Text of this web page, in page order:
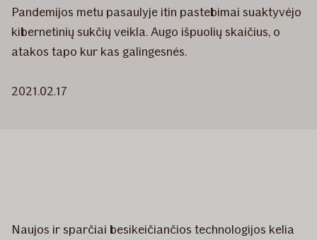
Pandemijos metu pasaulyje itin pastebimai suaktyvėjo
kibernetinių sukčių veikla. Augo išpuolių skaičius, o
atakos tapo kur kas galingesnės.
2021.02.17
Naujos ir sparčiai besikeičiančios technologijos kelia